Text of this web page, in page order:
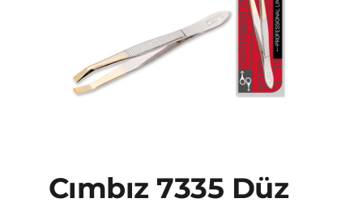
Cımbız 7335 Düz